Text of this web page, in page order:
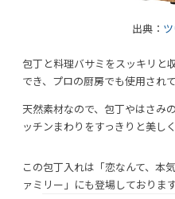
出典：
包丁と料理バサミをスッキリと
でき、プロの厨房でも使用され
天然素材なので、包丁やはさみ
ッチンまわりをすっきりと美し
この包丁入れは「恋なんて、本
ァミリー」にも登場しております